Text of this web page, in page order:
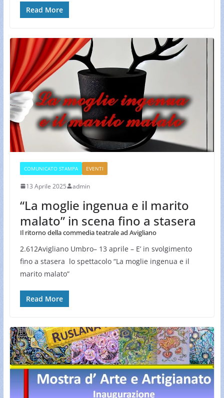
Read More
COMUNICATO STAMPA EVENTI
13 Aprile 2025 admin
“La moglie ingenua e il marito
malato” in scena fino a stasera
Il ritorno della commedia teatrale ad Avigliano
2.612Avigliano Umbro– 13 aprile – E’ in svolgimento
fino a stasera lo spettacolo “La moglie ingenua e il
marito malato”
Read More